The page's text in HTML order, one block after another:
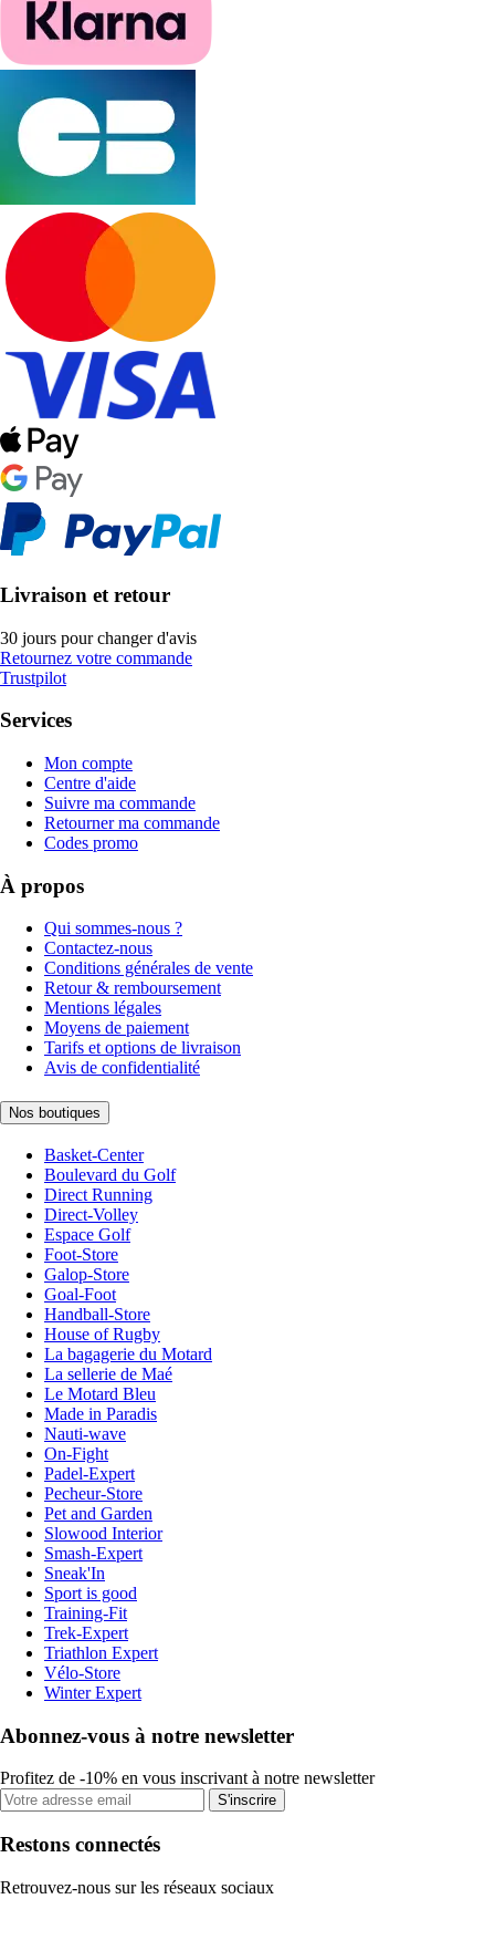
Livraison et retour
30 jours pour changer d'avis
Retournez votre commande
Trustpilot
Services
Mon compte
Centre d'aide
Suivre ma commande
Retourner ma commande
Codes promo
À propos
Qui sommes-nous ?
Contactez-nous
Conditions générales de vente
Retour & remboursement
Mentions légales
Moyens de paiement
Tarifs et options de livraison
Avis de confidentialité
Nos boutiques
Basket-Center
Boulevard du Golf
Direct Running
Direct-Volley
Espace Golf
Foot-Store
Galop-Store
Goal-Foot
Handball-Store
House of Rugby
La bagagerie du Motard
La sellerie de Maé
Le Motard Bleu
Made in Paradis
Nauti-wave
On-Fight
Padel-Expert
Pecheur-Store
Pet and Garden
Slowood Interior
Smash-Expert
Sneak'In
Sport is good
Training-Fit
Trek-Expert
Triathlon Expert
Vélo-Store
Winter Expert
Abonnez-vous à notre newsletter
Profitez de -10% en vous inscrivant à notre newsletter
S'inscrire
Restons connectés
Retrouvez-nous sur les réseaux sociaux